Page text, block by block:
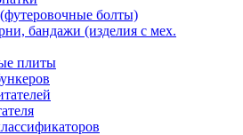
болты)
бандажи (изделия с мех.
плиты